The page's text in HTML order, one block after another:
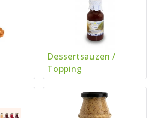
Dessertsauzen/
Topping